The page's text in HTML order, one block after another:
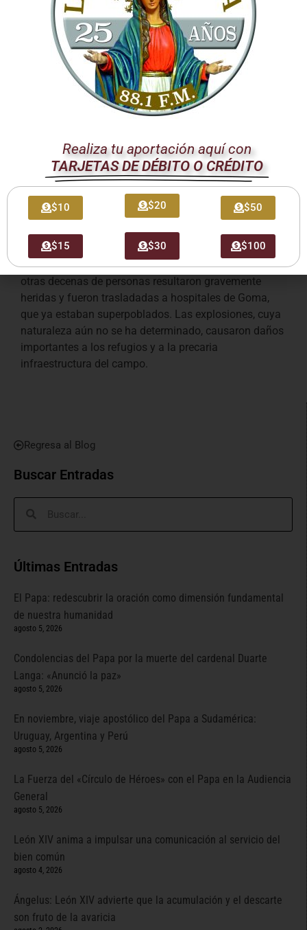
Regresa al Blog
Buscar Entradas
Últimas Entradas
El Papa: redescubrir la oración como dimensión fundamental
de nuestra humanidad
agosto 5, 2026
Condolencias del Papa por la muerte del cardenal Duarte
Langa: «Anunció la paz»
agosto 5, 2026
En noviembre, viaje apostólico del Papa a Sudamérica:
Uruguay, Argentina y Perú
agosto 5, 2026
La Fuerza del «Círculo de Héroes» con el Papa en la Audiencia
General
agosto 5, 2026
León XIV anima a impulsar una comunicación al servicio del
bien común
agosto 4, 2026
Ángelus: León XIV advierte que la acumulación y el descarte
son fruto de la avaricia
la que los pobres y los más desfavorecidos son
siempre las primeras víctimas”, se lee en el telegrama,
el Papa Francisco “invita al pueblo congoleño a
mantener viva la esperanza e insta a todos actores
políticos a trabajar con determinación por la paz y la
hermandad».
El viernes pasado, dos explosiones sacudieron el lugar
para desplazados en Mugunga y Lac Vert, cerca de
donde el Papa regaló el pozo por su viaje al país en
enero de 2023. Miles de personas se refugian allí,
huyendo de los combates en la zona circundante entre
las fuerzas del gobierno congoleño y los rebeldes del
M23. La mayoría de las víctimas son mujeres y niños;
otras decenas de personas resultaron gravemente
heridas y fueron trasladadas a hospitales de Goma,
que ya estaban superpoblados. Las explosiones, cuya
naturaleza aún no se ha determinado, causaron daños
importantes a los refugios y a la precaria
infraestructura del campo.
Realiza tu aportación aquí con
TARJETAS DE DÉBITO O CRÉDITO
$10
$15
$20
$30
$50
$100